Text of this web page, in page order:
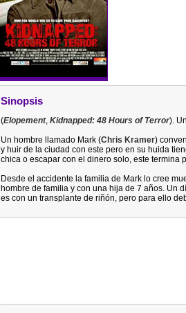
Sinopsis
(Elopement, Kidnapped: 48 Hours of Terror).
Un hombre llamado Mark (Chris Kramer)
y huir de la ciudad con este pero en su huida
chica o escapar con el dinero solo, este
Desde el accidente la familia de Mark lo cree
hombre de familia y con una hija de 7 años. Un
es con un transplante de riñón, pero para ello